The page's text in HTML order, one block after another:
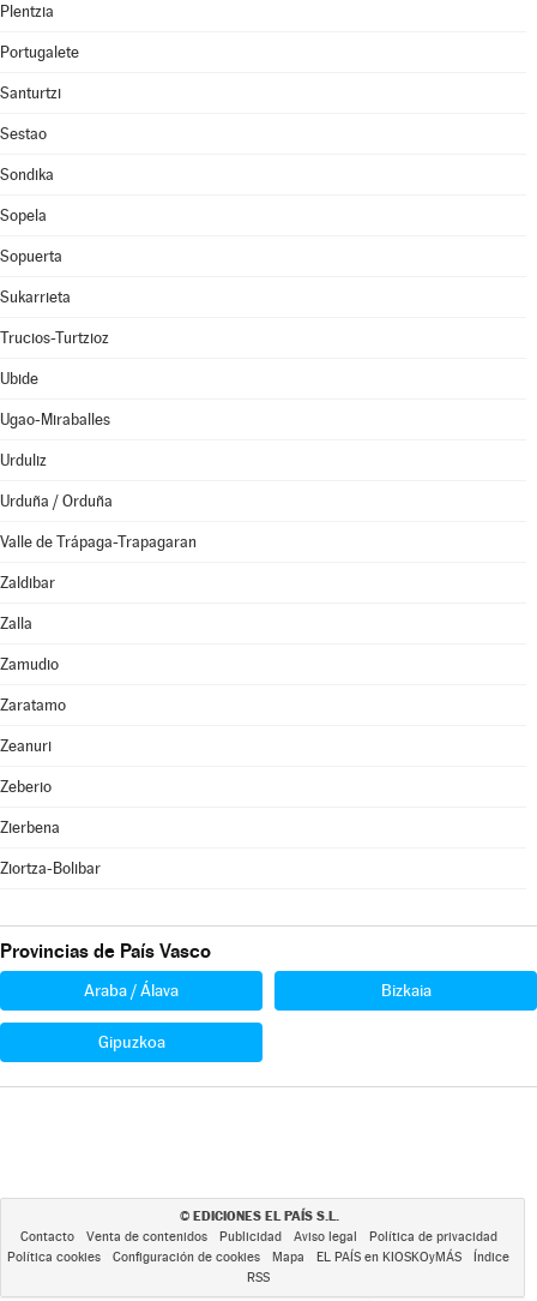
Plentzia
Portugalete
Santurtzi
Sestao
Sondika
Sopela
Sopuerta
Sukarrieta
Trucios-Turtzioz
Ubide
Ugao-Miraballes
Urduliz
Urduña / Orduña
Valle de Trápaga-Trapagaran
Zaldibar
Zalla
Zamudio
Zaratamo
Zeanuri
Zeberio
Zierbena
Ziortza-Bolibar
Provincias de País Vasco
Araba / Álava Bizkaia
Gipuzkoa
© EDICIONES EL PAÍS S.L.
Contacto Venta de contenidos Publicidad Aviso legal
Política de privacidad
Política cookies
Configuración de cookies Mapa EL PAÍS en KIOSKOyMÁS
Índice
RSS